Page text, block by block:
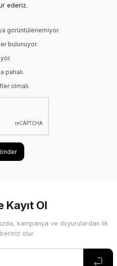
ederiz.
görüntülenemiyor.
bulunuyor.
pahalı.
olmalı.
Kayıt Ol
kampanya ve duyurulardan ilk
olur.